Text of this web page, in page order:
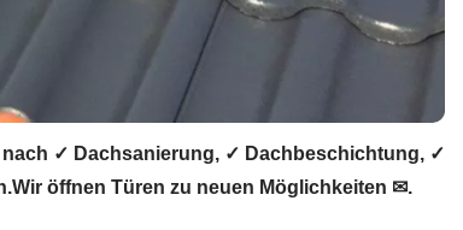
✓ Dachsanierung, ✓ Dachbeschichtung, ✓
öffnen Türen zu neuen Möglichkeiten ✉.